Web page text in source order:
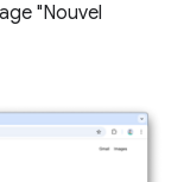
"Nouvel